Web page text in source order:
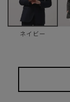
ネイビー